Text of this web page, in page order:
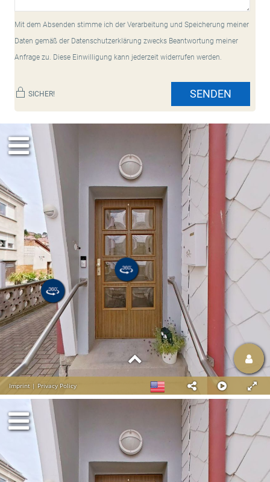
Mit dem Absenden stimme ich der Verarbeitung und Speicherung meiner
Daten gemäß der Datenschutzerklärung zwecks Beantwortung meiner
Anfrage zu. Diese Einwilligung kann jederzeit widerrufen werden.
SICHER! SENDEN